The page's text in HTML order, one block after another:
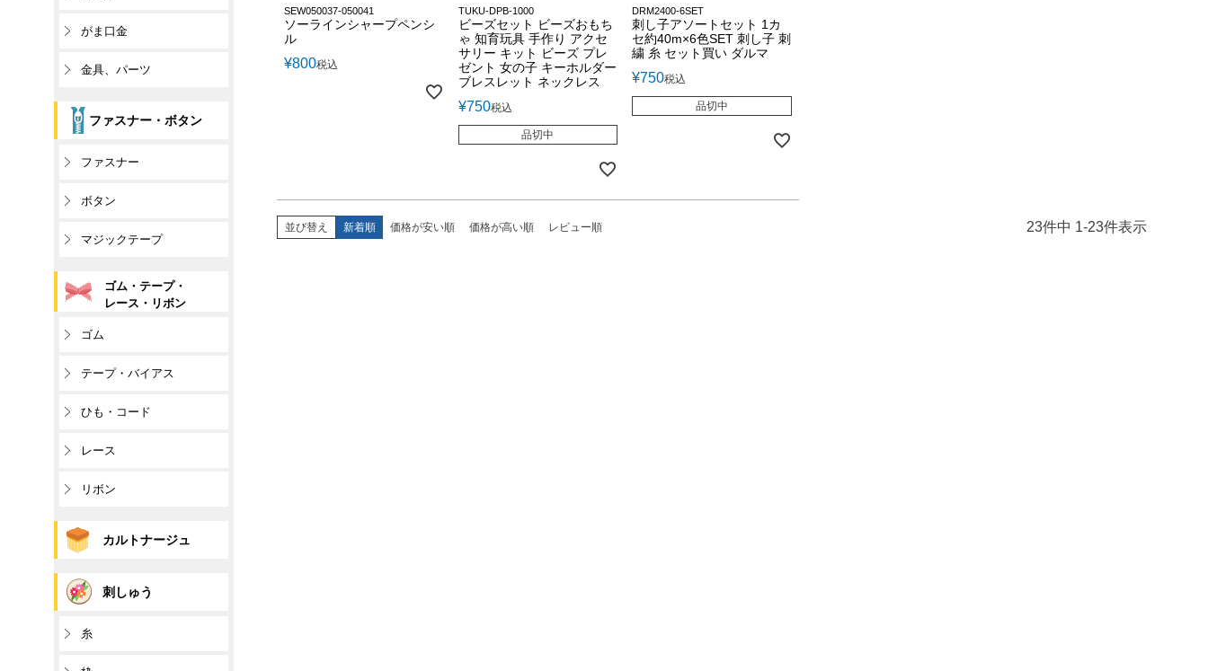
SEW050037-050041
ソーラインシャープペンシ
ル
¥800税込
TUKU-DPB-1000
ビーズセット ビーズおもち
ゃ 知育玩具 手作り アクセ
サリー キット ビーズ プレ
ゼント 女の子 キーホルダー
ブレスレット ネックレス
¥750税込
品切中
DRM2400-6SET
刺し子アソートセット 1カ
セ約40m×6色SET 刺し子 刺
繍 糸 セット買い ダルマ
¥750税込
品切中
並び替え 新着順 価格が安い順 価格が高い順 レビュー順 23件中 1-23件表示
がま口金
金具、パーツ
ファスナー・ボタン
ファスナー
ボタン
マジックテープ
ゴム・テープ・
レース・リボン
ゴム
テープ・バイアス
ひも・コード
レース
リボン
カルトナージュ
刺しゅう
糸